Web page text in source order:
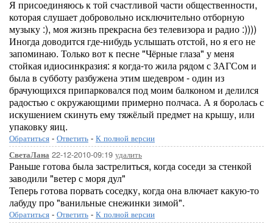
Я присоединяюсь к той счастливой части общественности,
которая слушает добровольно исключительно отборную
музыку :), моя жизнь прекрасна без телевизора и радио :))))
Иногда доводится где-нибудь услышать отстой, но я его не
запоминаю. Только вот к песне "Чёрные глаза" у меня
стойкая идиосинкразия: я когда-то жила рядом с ЗАГСом и
была в субботу разбужена этим шедевром - один из
брачующихся припарковался под моим балконом и делился
радостью с окружающими примерно полчаса. А я боролась с
искушением скинуть ему тяжёлый предмет на крышу, или
упаковку яиц.
Обратиться - Ответить - К полной версии
СветаЛана 22-12-2010-09:19 удалить
Раньше готова была застрелиться, когда соседи за стенкой
заводили "ветер с моря дул"
Теперь готова порвать соседку, когда она влючает какую-то
лабуду про "ванильные снежинки зимой".
Обратиться - Ответить - К полной версии